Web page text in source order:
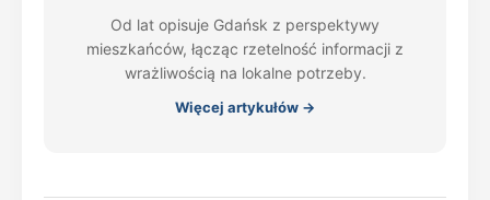
Od lat opisuje Gdańsk z perspektywy
mieszkańców, łącząc rzetelność informacji z
wrażliwością na lokalne potrzeby.
Więcej artykułów →